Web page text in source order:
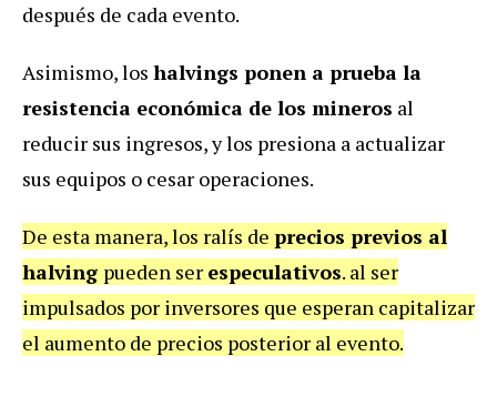
después de cada evento.
Asimismo, los halvings ponen a prueba la
resistencia económica de los mineros al
reducir sus ingresos, y los presiona a actualizar
sus equipos o cesar operaciones.
De esta manera, los ralís de precios previos al
halving pueden ser especulativos. al ser
impulsados por inversores que esperan capitalizar
el aumento de precios posterior al evento.